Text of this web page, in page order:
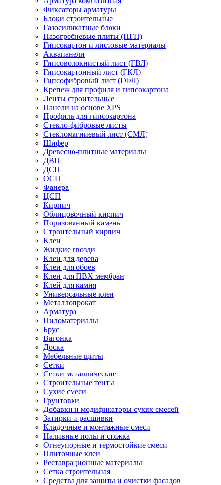
Фиксаторы арматуры
Блоки строительные
Газосиликатные блоки
Пазогребневые плиты (ПГП)
Гипсокартон и листовые материалы
Аквапанели
Гипсоволокнистый лист (ГВЛ)
Гипсокартонный лист (ГКЛ)
Гипсофибровый лист (ГФЛ)
Крепеж для профиля и гипсокартона
Ленты строительные
Панели на основе XPS
Профиль для гипсокартона
Стекло-фибровые листы
Стекломагниевый лист (СМЛ)
Шифер
Древесно-плитные материалы
ДВП
ДСП
ОСП
Фанера
ЦСП
Кирпич
Облицовочный кирпич
Поризованный камень
Строительный кирпич
Клеи
Жидкие гвозди
Клеи для дерева
Клеи для обоев
Клеи для ПВХ мембран
Клей для камня
Универсальные клеи
Металлопрокат
Арматура
Пиломатериалы
Брус
Вагонка
Доска
Мебельные щиты
Сетки
Сетки металлические
Строительные тенты
Сухие смеси
Грунтовки
Добавки и модификаторы сухих смесей
Затирки и расшивки
Кладочные и монтажные смеси
Наливные полы и стяжка
Огнеупорные и термостойкие смеси
Плиточные клеи
Реставрационные материалы
Сетка строительная
Средства для защиты и очистки фасадов